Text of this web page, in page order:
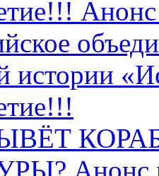
истории
Анонс